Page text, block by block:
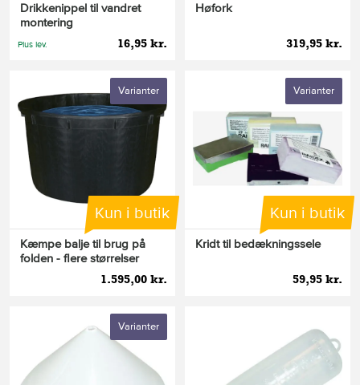
Drikkenippel til vandret
montering
16,95 kr.
Plus lev.
Høfork
319,95 kr.
Varianter
Kun i butik
Kæmpe balje til brug på
folden - flere størrelser
1.595,00 kr.
Varianter
Kun i butik
Kridt til bedækningssele
59,95 kr.
Varianter